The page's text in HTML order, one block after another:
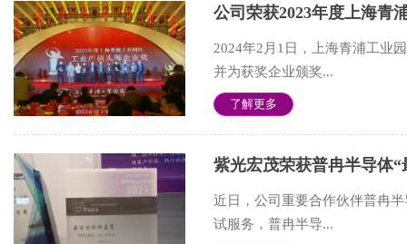
2024年2月1日，上海青浦工业
并为获奖企业颁奖...
了解更多
紫光宏茂荣获普冉半导体
近日，公司重要合作伙伴普冉
试服务，普冉半导...